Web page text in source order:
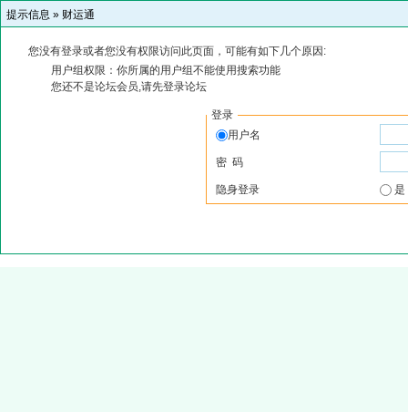
提示信息 » 财运通
您没有登录或者您没有权限访问此页面，可能有如下几个原因:
用户组权限：你所属的用户组不能使用搜索功能
您还不是论坛会员,请先登录论坛
登录
用户名
密 码
隐身登录